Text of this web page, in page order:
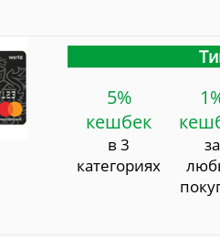
5%
кешбек
в 3
категориях
за